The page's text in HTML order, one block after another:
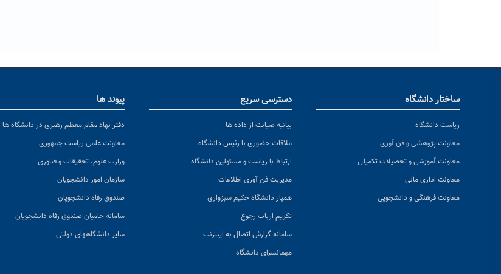
ساختار دانشگاه
ریاست دانشگاه
معاونت پژوهشی و فن آوری
معاونت آموزشی و تحصیلات تکمیلی
معاونت اداری مالی
معاونت فرهنگی و دانشجویی
دسترسی سریع
بیانیه صیانت از داده ها
ملاقات حضوری با رئیس دانشگاه
ارتباط با ریاست و مسئولین دانشگاه
مدیریت فن آوری اطلاعات
همیار دانشگاه حکیم سبزواری
تکریم ارباب رجوع
سامانه گزارش اتصال به اینترنت
مهمانسرای دانشگاه
پیوند ها
دفتر نهاد مقام معظم رهبری در دانشگاه ها
معاونت علمی ریاست جمهوری
وزارت علوم، تحقیقات و فناوری
سازمان امور دانشجویان
صندوق رفاه دانشجویان
سامانه حامیان صندوق رفاه دانشجویان
سایر دانشگاههای دولتی